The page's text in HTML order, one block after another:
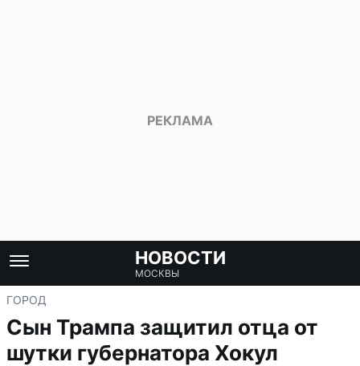
НОВОСТИ
МОСКВЫ
ГОРОД
Сын Трампа защитил отца от
шутки губернатора Хокул